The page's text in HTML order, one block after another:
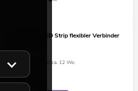
EUROLITE LED Strip flexibler Verbinder
Bestand reicht ca. 12 Wo.
4,90